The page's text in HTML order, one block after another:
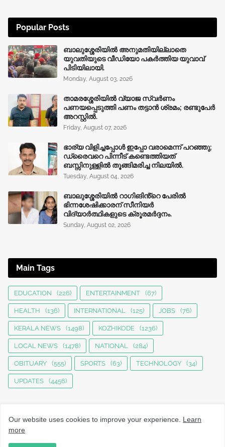
Popular Posts
ബാലുശ്ശേരിയിൽ അനുമതിയില്ലാതെ
യുവതിയുടെ വീഡിയോ പകർത്തിയ യുവാവ്
പിടിയിലായി.
Monday, August 03, 2026
താമരശ്ശേരിയിൽ വ്യാജ സ്വർണം
പണയപ്പെടുത്തി പണം തട്ടാൻ ശ്രമം; രണ്ടുപേർ
അറസ്റ്റിൽ.
Friday, August 07, 2026
ഭാര്യ വിളിച്ചപ്പോള്‍ ഇപ്പോ വരാമെന്ന് പറഞ്ഞു;
ഡ്രൈവറെ പിന്നീട് കണ്ടെത്തിയത്
ബസ്സിനുള്ളില്‍ തൂങ്ങിമരിച്ച നിലയിൽ.
Tuesday, August 04, 2026
ബാലുശ്ശേരിയിൽ റാഗിങിൻ്റെ പേരിൽ
ഭിന്നശേഷിക്കാരന് സീനിയർ
വിദ്യാർത്ഥികളുടെ ക്രൂരമര്‍ദ്ദനം.
Sunday, August 02, 2026
Main Tags
EDUCATION (226) ENTERTAINMENT (67)
HEALTH (136) INTERNATIONAL (125) JOBS (76)
KERALA NEWS (1498) KOZHIKODE (1236)
LOCAL NEWS (1478) NATIONAL (284)
OBITUARY (555) SPORTS (63) TECHNOLOGY (34)
UPDATES (4456)
Our website uses cookies to improve your experience. Learn
more